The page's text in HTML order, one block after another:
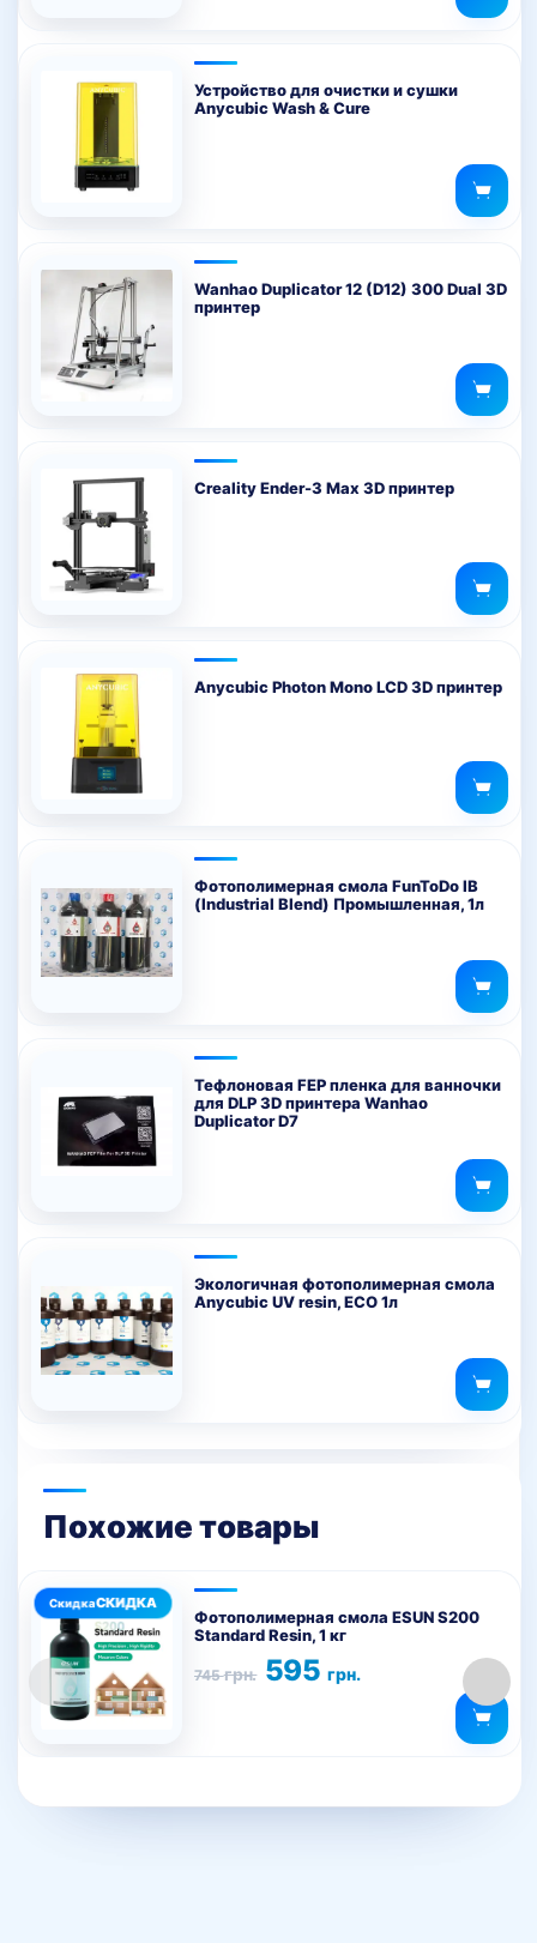
Устройство для очистки и сушки
Anycubic Wash & Cure
Wanhao Duplicator 12 (D12) 300 Dual 3D
принтер
Creality Ender-3 Max 3D принтер
Anycubic Photon Mono LCD 3D принтер
Фотополимерная смола FunToDo IB
(Industrial Blend) Промышленная, 1л
Тефлоновая FEP пленка для ванночки
для DLP 3D принтера Wanhao
Duplicator D7
Экологичная фотополимерная смола
Anycubic UV resin, ECO 1л
Похожие товары
Фотополимерная смола ESUN S200
Standard Resin, 1 кг
745грн.
Первоначальная
цена
595грн.
Текущая
цена:
Этот
товар
имеет
несколько
вариаций.
Опции